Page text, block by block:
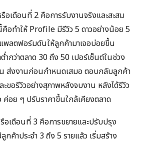
อเดือนที่ 2 คือการรับงานจริงและสะสม
คือทำให้ Profile มีรีวิว 5 ดาวอย่างน้อย 5
พลตฟอร์มดันให้ลูกค้ามาเจอบ่อยขึ้น
กว่าตลาด 30 ถึง 50 เปอร์เซ็นต์ในช่วง
ส่งงานก่อนกำหนดเสมอ ตอบกลับลูกค้า
ะขอรีวิวอย่างสุภาพหลังจบงาน หลังได้รีวิว
ค่อย ๆ ปรับราคาขึ้นใกล้เคียงตลาด
อเดือนที่ 3 คือการขยายและปรับปรุง
กค้าประจำ 3 ถึง 5 รายแล้ว เริ่มสร้าง